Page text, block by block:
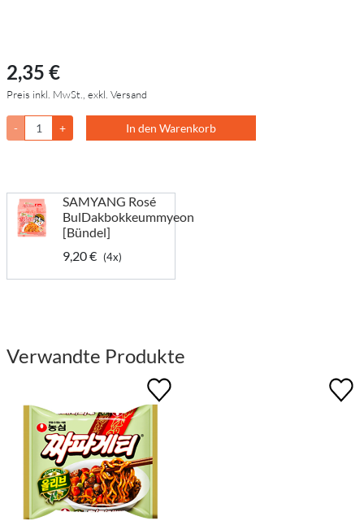
2,35 €
Preis inkl. MwSt., exkl. Versand
- + In den Warenkorb
SAMYANG Rosé
BulDakbokkeummyeon
[Bündel]
9,20 € (4x)
Verwandte Produkte